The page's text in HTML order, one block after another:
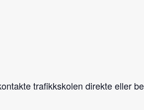
trafikkskolen direkte eller